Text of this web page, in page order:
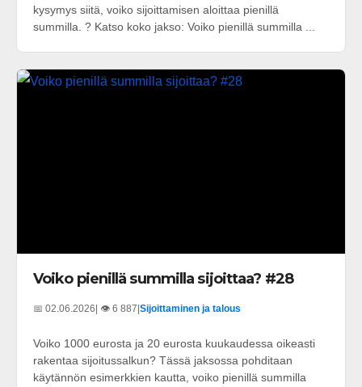
kysymys siitä, voiko sijoittamisen aloittaa pienillä
summilla. ? Katso koko jakso: Voiko pienillä summilla ...
Voiko pienillä summilla sijoittaa? #28
📅 02.06.2026 | 👁️ 6 887 Sijoittaminen ja talous
Voiko 1000 eurosta ja 20 eurosta kuukaudessa oikeasti
rakentaa sijoitussalkun? Tässä jaksossa pohditaan
käytännön esimerkkien kautta, voiko pienillä summilla